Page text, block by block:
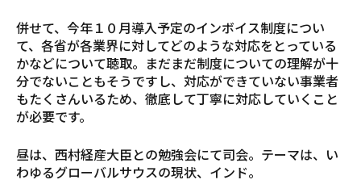
併せて、今年１０月導入予定のインボイス制度につい
て、各省が各業界に対してどのような対応をとっている
かなどについて聴取。まだまだ制度についての理解が十
分でないこともそうですし、対応ができていない事業者
もたくさんいるため、徹底して丁寧に対応していくこと
が必要です。
昼は、西村経産大臣との勉強会にて司会。テーマは、い
わゆるグローバルサウスの現状、インド。